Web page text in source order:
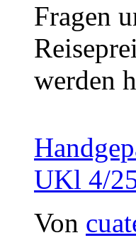
Fragen
werden
UKl 4/
Von